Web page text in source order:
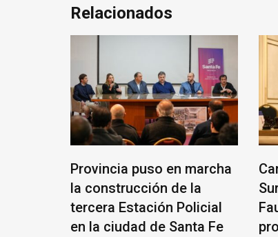
Relacionados
Provincia puso en marcha
la construcción de la
tercera Estación Policial
en la ciudad de Santa Fe